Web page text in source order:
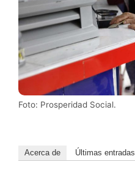
Foto: Prosperidad Social.
Acerca de Últimas entradas